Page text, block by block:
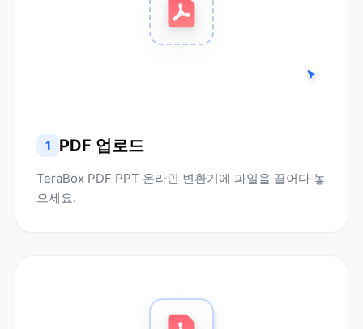
1 PDF 업로드
TeraBox PDF PPT 온라인 변환기에 파일을 끌어다 놓
으세요.